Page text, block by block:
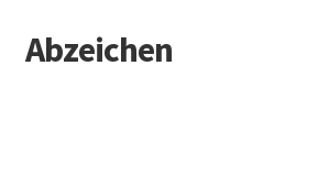
Zur
Navigation
Zum
Inhalt
Abzeichen